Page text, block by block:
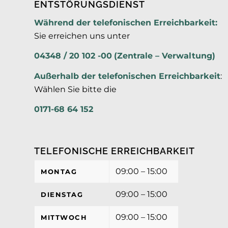
ENTSTÖRUNGSDIENST
Während der telefonischen Erreichbarkeit:
Sie erreichen uns unter
04348 / 20 102 -00 (Zentrale – Verwaltung)
Außerhalb der telefonischen Erreichbarkeit:
Wählen Sie bitte die
0171-68 64 152
TELEFONISCHE ERREICHBARKEIT
MONTAG 09:00 – 15:00
DIENSTAG 09:00 – 15:00
MITTWOCH 09:00 – 15:00